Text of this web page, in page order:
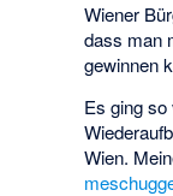
Wiener
dass man
gewinnen
Es ging
Wien.